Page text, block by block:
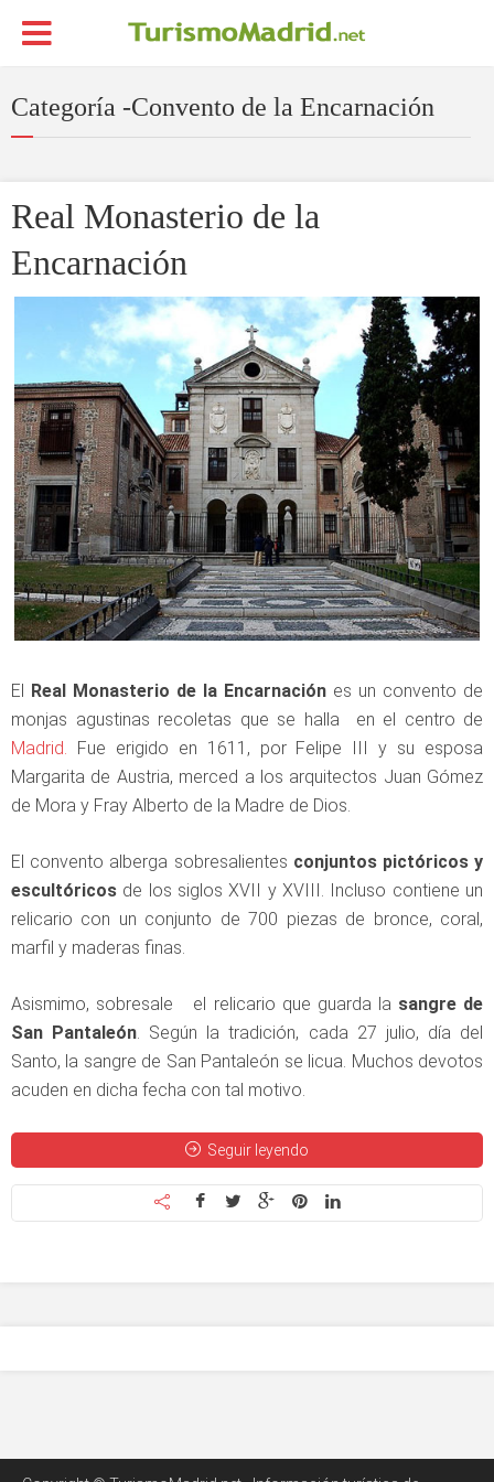
Categoría -Convento de la Encarnación
Real Monasterio de la
Encarnación
El Real Monasterio de la Encarnación es un convento de
monjas agustinas recoletas que se halla en el centro de
Madrid. Fue erigido en 1611, por Felipe III y su esposa
Margarita de Austria, merced a los arquitectos Juan Gómez
de Mora y Fray Alberto de la Madre de Dios.
El convento alberga sobresalientes conjuntos pictóricos y
escultóricos de los siglos XVII y XVIII. Incluso contiene un
relicario con un conjunto de 700 piezas de bronce, coral,
marfil y maderas finas.
Asismimo, sobresale el relicario que guarda la sangre de
San Pantaleón. Según la tradición, cada 27 julio, día del
Santo, la sangre de San Pantaleón se licua. Muchos devotos
acuden en dicha fecha con tal motivo.
Seguir leyendo